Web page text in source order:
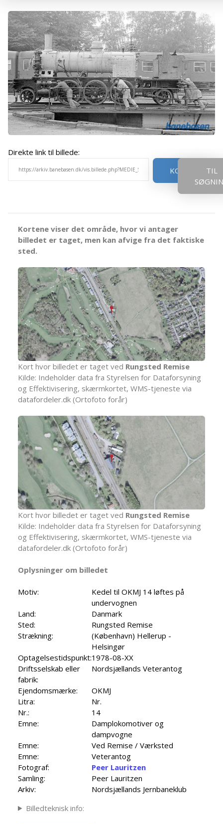
Direkte link til billede:
KOPIER
TIL
Kortene viser det område, hvor vi antager
billedet er taget, men kan afvige fra det faktiske
sted.
Kort hvor billedet er taget ved Rungsted Remise
Kilde: Indeholder data fra Styrelsen for Dataforsyning
og Effektivisering, skærmkortet, WMS-tjeneste via
datafordeler.dk (Ortofoto forår)
Kort hvor billedet er taget ved Rungsted Remise
Kilde: Indeholder data fra Styrelsen for Dataforsyning
og Effektivisering, skærmkortet, WMS-tjeneste via
datafordeler.dk (Ortofoto forår)
Oplysninger om billedet
Motiv:
Kedel til OKMJ 14 løftes på
undervognen
Land:
Danmark
Sted:
Rungsted Remise
Strækning:
(København) Hellerup -
Helsingør
Optagelsestidspunkt:1978-08-XX
Driftsselskab eller
fabrik:
Nordsjællands Veterantog
Ejendomsmærke:
OKMJ
Litra:
Nr.
Nr.:
14
Emne:
Damplokomotiver og
dampvogne
Emne:
Ved Remise / Værksted
Emne:
Veterantog
Fotograf:
Peer Lauritzen
Samling:
Peer Lauritzen
Arkiv:
Nordsjællands Jernbaneklub
Billedteknisk info: